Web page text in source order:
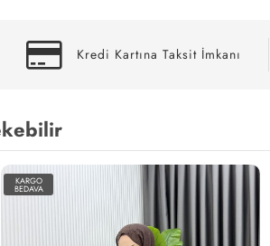
Kredi Kartına Taksit İmkanı
KARGO
BEDAVA